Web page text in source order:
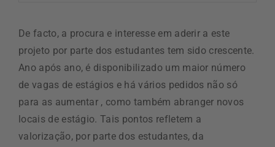
De facto, a procura e interesse em aderir a este
projeto por parte dos estudantes tem sido crescente.
Ano após ano, é disponibilizado um maior número
de vagas de estágios e há vários pedidos não só
para as aumentar , como também abranger novos
locais de estágio. Tais pontos refletem a
valorização, por parte dos estudantes, da